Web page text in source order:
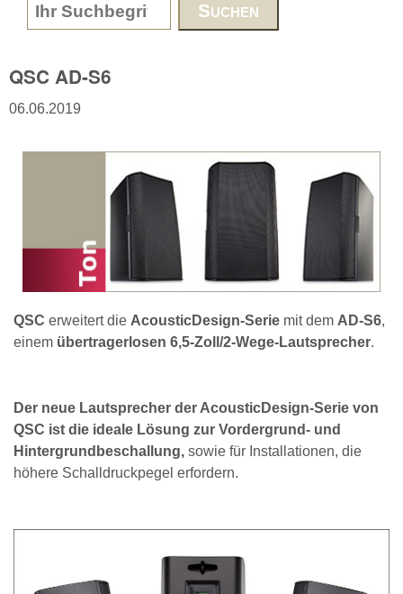
Search form
QSC AD-S6
06.06.2019
QSC erweitert die AcousticDesign-Serie mit dem AD-S6,
einem übertragerlosen 6,5-Zoll/2-Wege-Lautsprecher.
Der neue Lautsprecher der AcousticDesign-Serie von
QSC ist die ideale Lösung zur Vordergrund- und
Hintergrundbeschallung, sowie für Installationen, die
höhere Schalldruckpegel erfordern.